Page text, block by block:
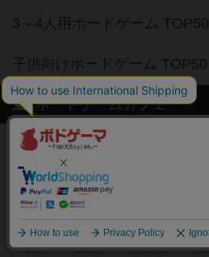
3～4人用ボードゲーム TOP50
子供向けボードゲーム TOP50
ボードゲームカフェ
東京都のボードゲームカフェ
神奈川県のボードゲームカフェ
大阪府のボードゲームカフェ